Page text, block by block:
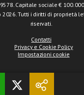
Capitale sociale €
2026. Tutti i diritti di proprietà
riservati.
Contatti
Privacy e Cookie Policy
Impostazioni cookie